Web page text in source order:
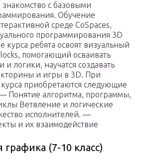
с базовыми
Обучение
среде CoSpaces,
программирования 3D
курса ребята освоят визуальный
помогающий осваивать
логики, научатся создавать
и игры в 3D. При
приобретаются следующие
Понятие алгоритма, программы,
Ветвление и логические
исполнителей. —
и их взаимодействие
(7-10 класс)